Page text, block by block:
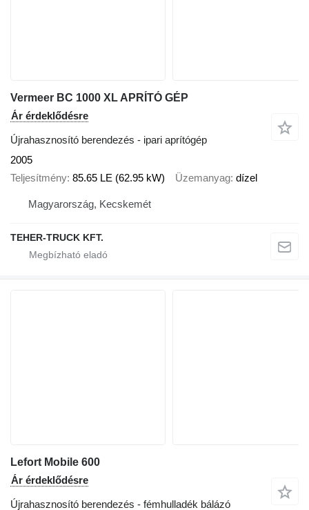
Vermeer BC 1000 XL APRÍTÓ GÉP
Ár érdeklődésre
Újrahasznosító berendezés - ipari aprítógép
2005
Teljesítmény 85.65 LE (62.95 kW) Üzemanyag dízel
Magyarország, Kecskemét
TEHER-TRUCK KFT.
Lefort Mobile 600
Ár érdeklődésre
Újrahasznosító berendezés - fémhulladék bálázó